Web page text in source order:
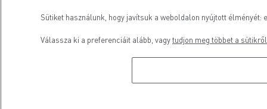
Nyitvatartási idő
Sütiket használunk, hogy javítsuk a weboldalon nyújtott
Válassza ki a preferenciáit alább, vagytudjon meg többet a